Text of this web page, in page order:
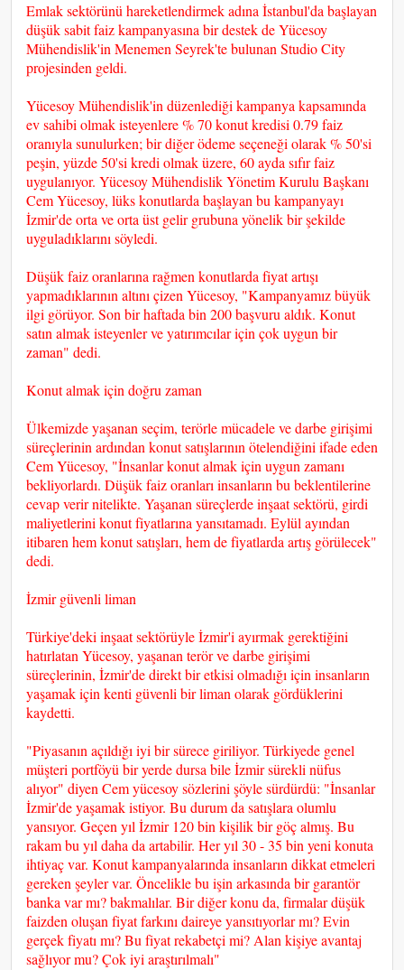
Emlak sektörünü hareketlendirmek adına İstanbul'da başlayan
düşük sabit faiz kampanyasına bir destek de Yücesoy
Mühendislik'in Menemen Seyrek'te bulunan Studio City
projesinden geldi.
Yücesoy Mühendislik'in düzenlediği kampanya kapsamında
ev sahibi olmak isteyenlere % 70 konut kredisi 0.79 faiz
oranıyla sunulurken; bir diğer ödeme seçeneği olarak % 50'si
peşin, yüzde 50'si kredi olmak üzere, 60 ayda sıfır faiz
uygulanıyor. Yücesoy Mühendislik Yönetim Kurulu Başkanı
Cem Yücesoy, lüks konutlarda başlayan bu kampanyayı
İzmir'de orta ve orta üst gelir grubuna yönelik bir şekilde
uyguladıklarını söyledi.
Düşük faiz oranlarına rağmen konutlarda fiyat artışı
yapmadıklarının altını çizen Yücesoy, "Kampanyamız büyük
ilgi görüyor. Son bir haftada bin 200 başvuru aldık. Konut
satın almak isteyenler ve yatırımcılar için çok uygun bir
zaman" dedi.
Konut almak için doğru zaman
Ülkemizde yaşanan seçim, terörle mücadele ve darbe girişimi
süreçlerinin ardından konut satışlarının ötelendiğini ifade eden
Cem Yücesoy, "İnsanlar konut almak için uygun zamanı
bekliyorlardı. Düşük faiz oranları insanların bu beklentilerine
cevap verir nitelikte. Yaşanan süreçlerde inşaat sektörü, girdi
maliyetlerini konut fiyatlarına yansıtamadı. Eylül ayından
itibaren hem konut satışları, hem de fiyatlarda artış görülecek"
dedi.
İzmir güvenli liman
Türkiye'deki inşaat sektörüyle İzmir'i ayırmak gerektiğini
hatırlatan Yücesoy, yaşanan terör ve darbe girişimi
süreçlerinin, İzmir'de direkt bir etkisi olmadığı için insanların
yaşamak için kenti güvenli bir liman olarak gördüklerini
kaydetti.
"Piyasanın açıldığı iyi bir sürece giriliyor. Türkiyede genel
müşteri portföyü bir yerde dursa bile İzmir sürekli nüfus
alıyor" diyen Cem yücesoy sözlerini şöyle sürdürdü: "İnsanlar
İzmir'de yaşamak istiyor. Bu durum da satışlara olumlu
yansıyor. Geçen yıl İzmir 120 bin kişilik bir göç almış. Bu
rakam bu yıl daha da artabilir. Her yıl 30 - 35 bin yeni konuta
ihtiyaç var. Konut kampanyalarında insanların dikkat etmeleri
gereken şeyler var. Öncelikle bu işin arkasında bir garantör
banka var mı? bakmalılar. Bir diğer konu da, firmalar düşük
faizden oluşan fiyat farkını daireye yansıtıyorlar mı? Evin
gerçek fiyatı mı? Bu fiyat rekabetçi mi? Alan kişiye avantaj
sağlıyor mu? Çok iyi araştırılmalı"